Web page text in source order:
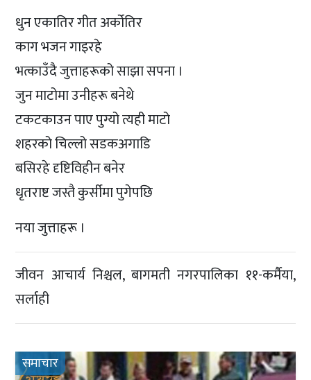
धुन एकातिर गीत अर्कोतिर
काग भजन गाइरहे
भत्काउँदै जुत्ताहरूको साझा सपना ।
जुन माटोमा उनीहरू बनेथे
टकटकाउन पाए पुग्यो त्यही माटो
शहरको चिल्लो सडकअगाडि
बसिरहे दृष्टिविहीन बनेर
धृतराष्ट जस्तै कुर्सीमा पुगेपछि
नया जुत्ताहरू ।
जीवन आचार्य निश्चल, बागमती नगरपालिका ११-कर्मैया,
सर्लाही
समाचार